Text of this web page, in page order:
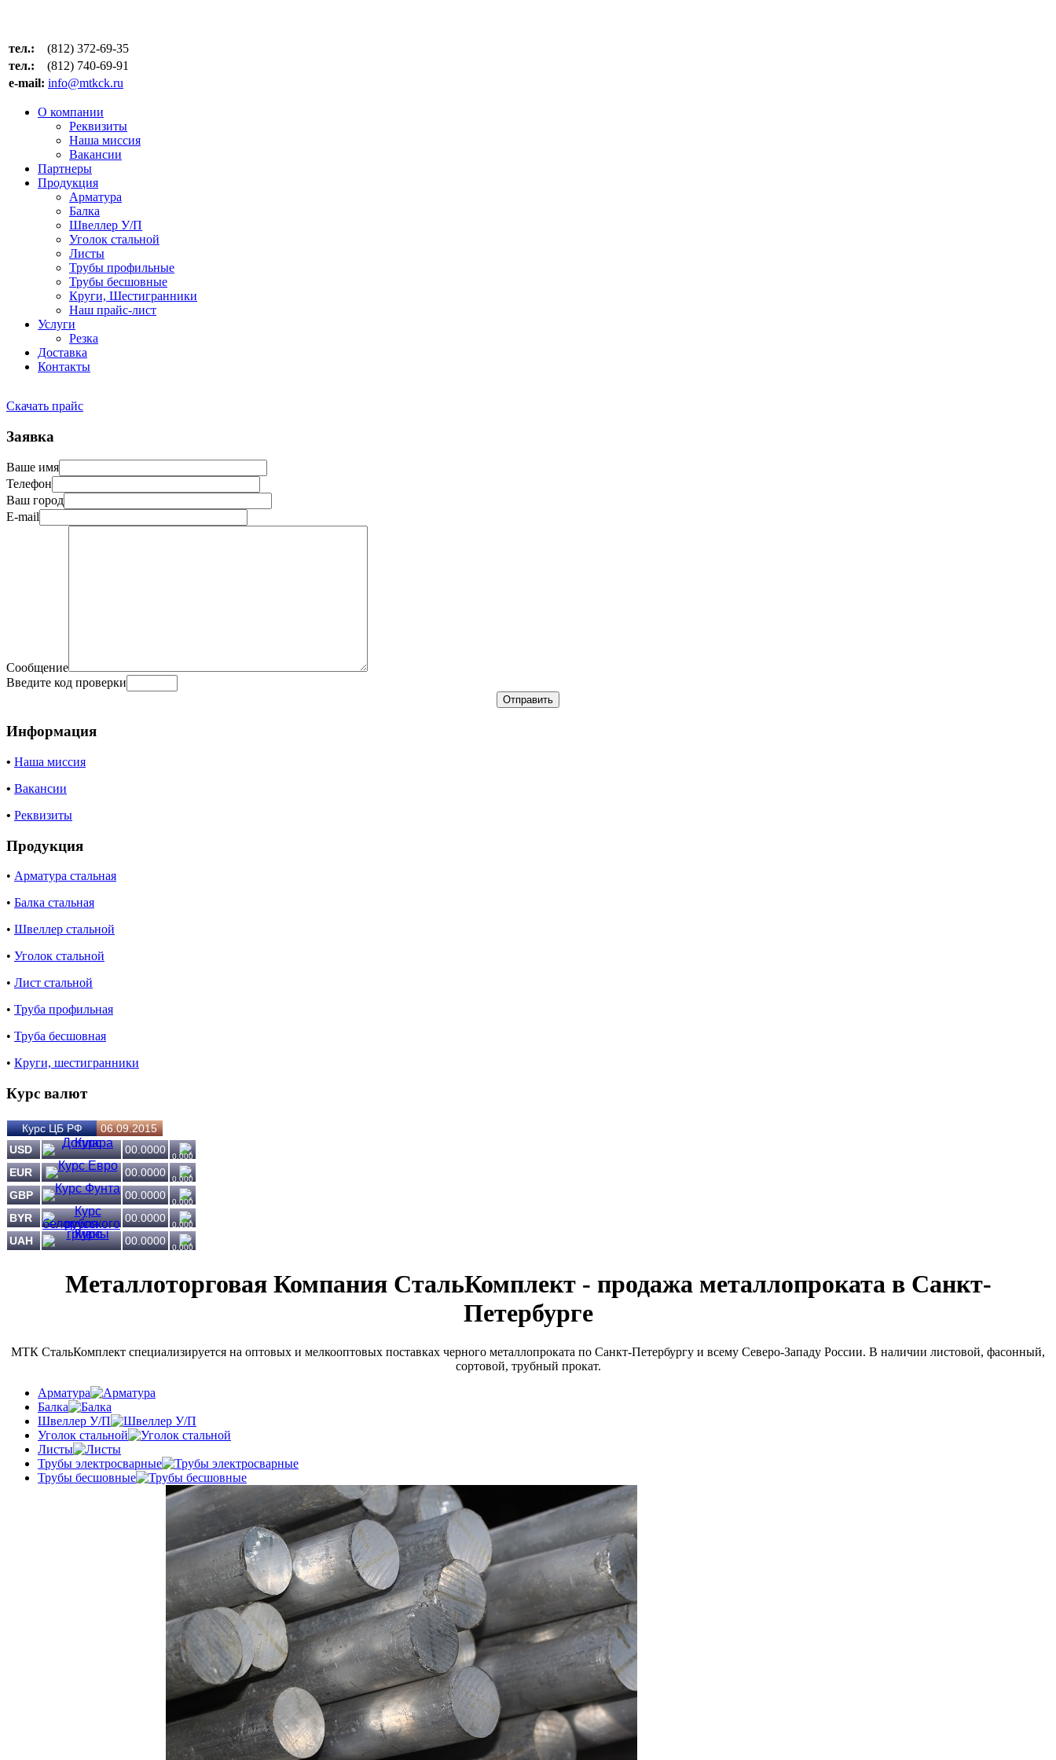
тел.: (812) 372-69-35
тел.: (812) 740-69-91
e-mail: info@mtkck.ru
О компании
Реквизиты
Наша миссия
Вакансии
Партнеры
Продукция
Арматура
Балка
Швеллер У/П
Уголок стальной
Листы
Трубы профильные
Трубы бесшовные
Круги, Шестигранники
Наш прайс-лист
Услуги
Резка
Доставка
Контакты
Скачать прайс
Заявка
Ваше имя
Телефон
Ваш город
E-mail
Сообщение
Введите код проверки
Информация
• Наша миссия
• Вакансии
• Реквизиты
Продукция
• Арматура стальная
• Балка стальная
• Швеллер стальной
• Уголок стальной
• Лист стальной
• Труба профильная
• Труба бесшовная
• Круги, шестигранники
Курс валют
Курс ЦБ РФ
06.09.2015
USD
00.0000
0.000
EUR 00.0000
0.000
GBP 00.0000
0.000
BYR 00.0000
0.000
UAH 00.0000
0.000
Металлоторговая Компания СтальКомплект - продажа металлопроката в Санкт-
Петербурге
МТК СтальКомплект специализируется на оптовых и мелкооптовых поставках черного металлопроката по Санкт-Петербургу и всему Северо-Западу России. В наличии листовой, фасонный,
сортовой, трубный прокат.
Арматура
Балка
Швеллер У/П
Уголок стальной
Листы
Трубы электросварные
Трубы бесшовные